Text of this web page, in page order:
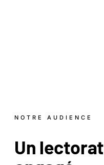
NOTRE AUDIENCE
Un lectorat